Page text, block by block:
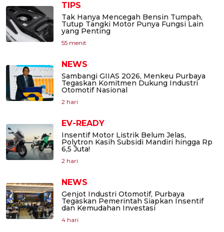
TIPS
Tak Hanya Mencegah Bensin Tumpah,
Tutup Tangki Motor Punya Fungsi Lain
yang Penting
55 menit
NEWS
Sambangi GIIAS 2026, Menkeu Purbaya
Tegaskan Komitmen Dukung Industri
Otomotif Nasional
2 hari
EV-READY
Insentif Motor Listrik Belum Jelas,
Polytron Kasih Subsidi Mandiri hingga Rp
6,5 Juta!
2 hari
NEWS
Genjot Industri Otomotif, Purbaya
Tegaskan Pemerintah Siapkan Insentif
dan Kemudahan Investasi
4 hari